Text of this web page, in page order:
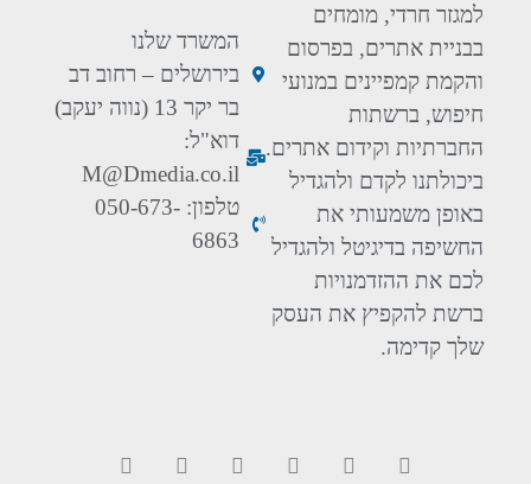
למגזר חרדי, מומחים
בבניית אתרים, בפרסום
והקמת קמפיינים במנועי
חיפוש, ברשתות
החברתיות וקידום אתרים.
ביכולתנו לקדם ולהגדיל
באופן משמעותי את
החשיפה בדיגיטל ולהגדיל
לכם את ההזדמנויות
ברשת להקפיץ את העסק
שלך קדימה.
המשרד שלנו
בירושלים – רחוב דב
בר יקר 13 (נווה יעקב)
דוא"ל:
M@Dmedia.co.il
טלפון: 050-673-
6863